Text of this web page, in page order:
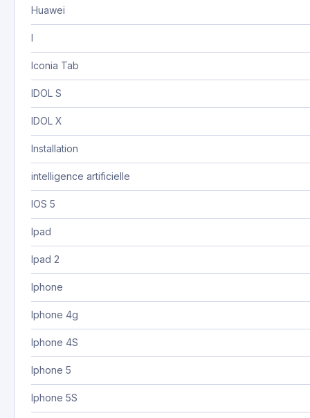
Huawei
Iconia Tab
IDOL S
IDOL X
Installation
intelligence artificielle
IOS 5
Ipad
Ipad 2
Iphone
Iphone 4g
Iphone 4S
Iphone 5
Iphone 5S